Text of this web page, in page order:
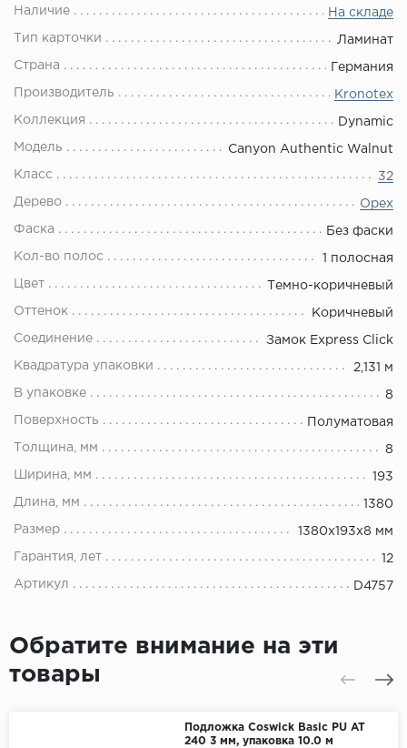
Наличие На складе
Тип карточки Ламинат
Страна Германия
Производитель Kronotex
Коллекция Dynamic
Модель Canyon Authentic Walnut
Класс 32
Дерево Орех
Фаска Без фаски
Кол-во полос 1 полосная
Цвет Темно-коричневый
Оттенок Коричневый
Соединение Замок Express Click
Квадратура упаковки 2,131 м
В упаковке 8
Поверхность Полуматовая
Толщина, мм 8
Ширина, мм 193
Длина, мм 1380
Размер 1380х193х8 мм
Гарантия, лет 12
Артикул D4757
Обратите внимание на эти
товары
Подложка Coswick Basic PU AT
240 3 мм, упаковка 10.0 м